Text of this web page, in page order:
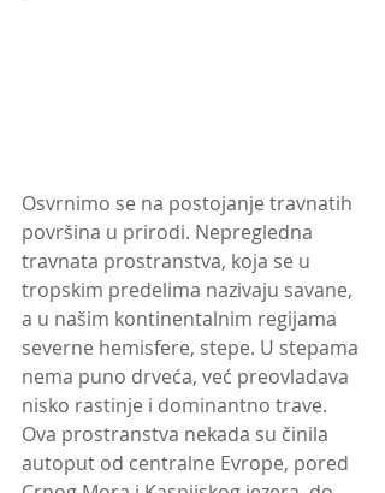
Osvrnimo se na postojanje travnatih
površina u prirodi. Nepregledna
travnata prostranstva, koja se u
tropskim predelima nazivaju savane,
a u našim kontinentalnim regijama
severne hemisfere, stepe. U stepama
nema puno drveća, već preovladava
nisko rastinje i dominantno trave.
Ova prostranstva nekada su činila
autoput od centralne Evrope, pored